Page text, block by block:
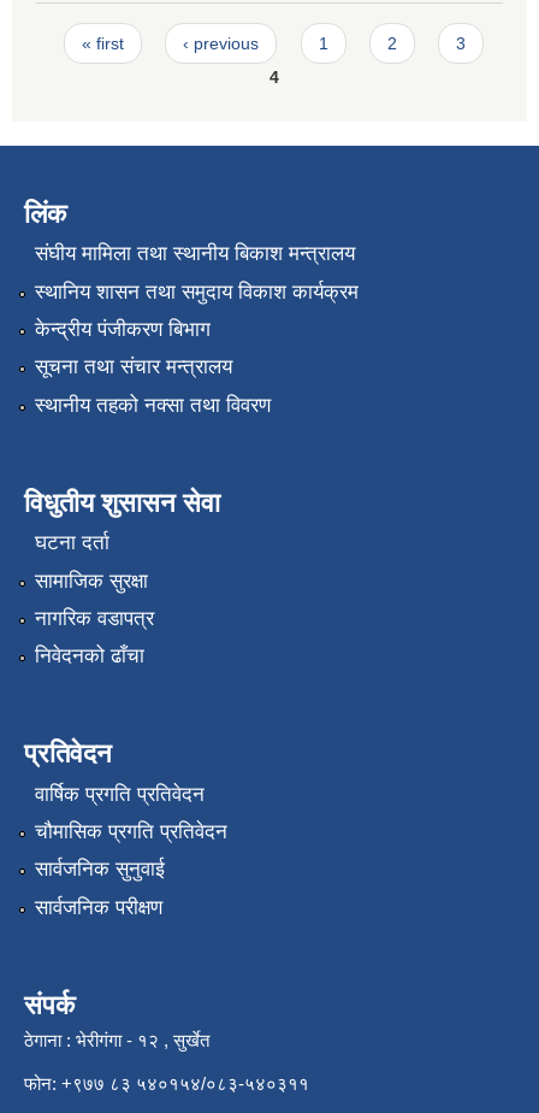
Pages
« first ‹ previous 1 2
3
4
लिंक
संघीय मामिला तथा स्थानीय बिकाश मन्त्रालय
स्थानिय शासन तथा समुदाय विकाश कार्यक्रम
केन्द्रीय पंजीकरण बिभाग
सूचना तथा संचार मन्त्रालय
स्थानीय तहको नक्सा तथा विवरण
विधुतीय शुसासन सेवा
घटना दर्ता
सामाजिक सुरक्षा
नागरिक वडापत्र
निवेदनको ढाँचा
प्रतिवेदन
वार्षिक प्रगति प्रतिवेदन
चौमासिक प्रगति प्रतिवेदन
सार्वजनिक सुनुवाई
सार्वजनिक परीक्षण
संपर्क
ठेगाना : भेरीगंगा - १२ , सुर्खेत
फोन: +९७७ ८३ ५४०१५४/०८३-५४०३११